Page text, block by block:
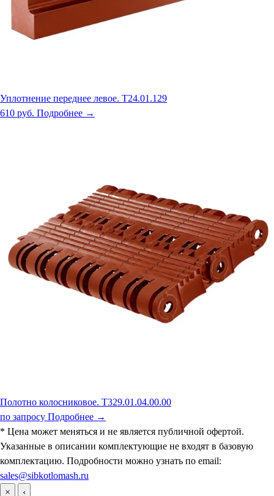
Уплотнение переднее левое. Т24.01.129
610 руб. Подробнее →
Полотно колосниковое. Т329.01.04.00.00
по запросу Подробнее →
* Цена может меняться и не является публичной офертой.
Указанные в описании комплектующие не входят в базовую
комплектацию. Подробности можно узнать по email:
sales@sibkotlomash.ru
×
‹